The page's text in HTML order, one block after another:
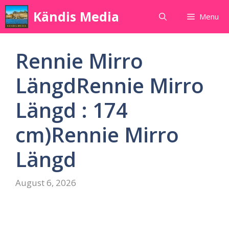
Skip
to
content
Kändis Media Menu
Rennie Mirro
LängdRennie Mirro
Längd : 174
cm)Rennie Mirro
Längd
August 6, 2026